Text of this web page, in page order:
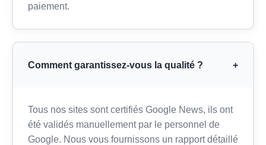
paiement.
Comment garantissez-vous la qualité ? +
Tous nos sites sont certifiés Google News, ils ont
été validés manuellement par le personnel de
Google. Nous vous fournissons un rapport détaillé